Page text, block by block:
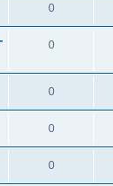
0
0
0
0
0